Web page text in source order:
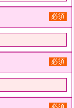
必須
必須
必須